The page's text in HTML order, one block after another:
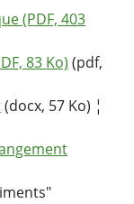
(PDF, 403
83 Ko) (pdf,
(docx, 57 Ko) ¦